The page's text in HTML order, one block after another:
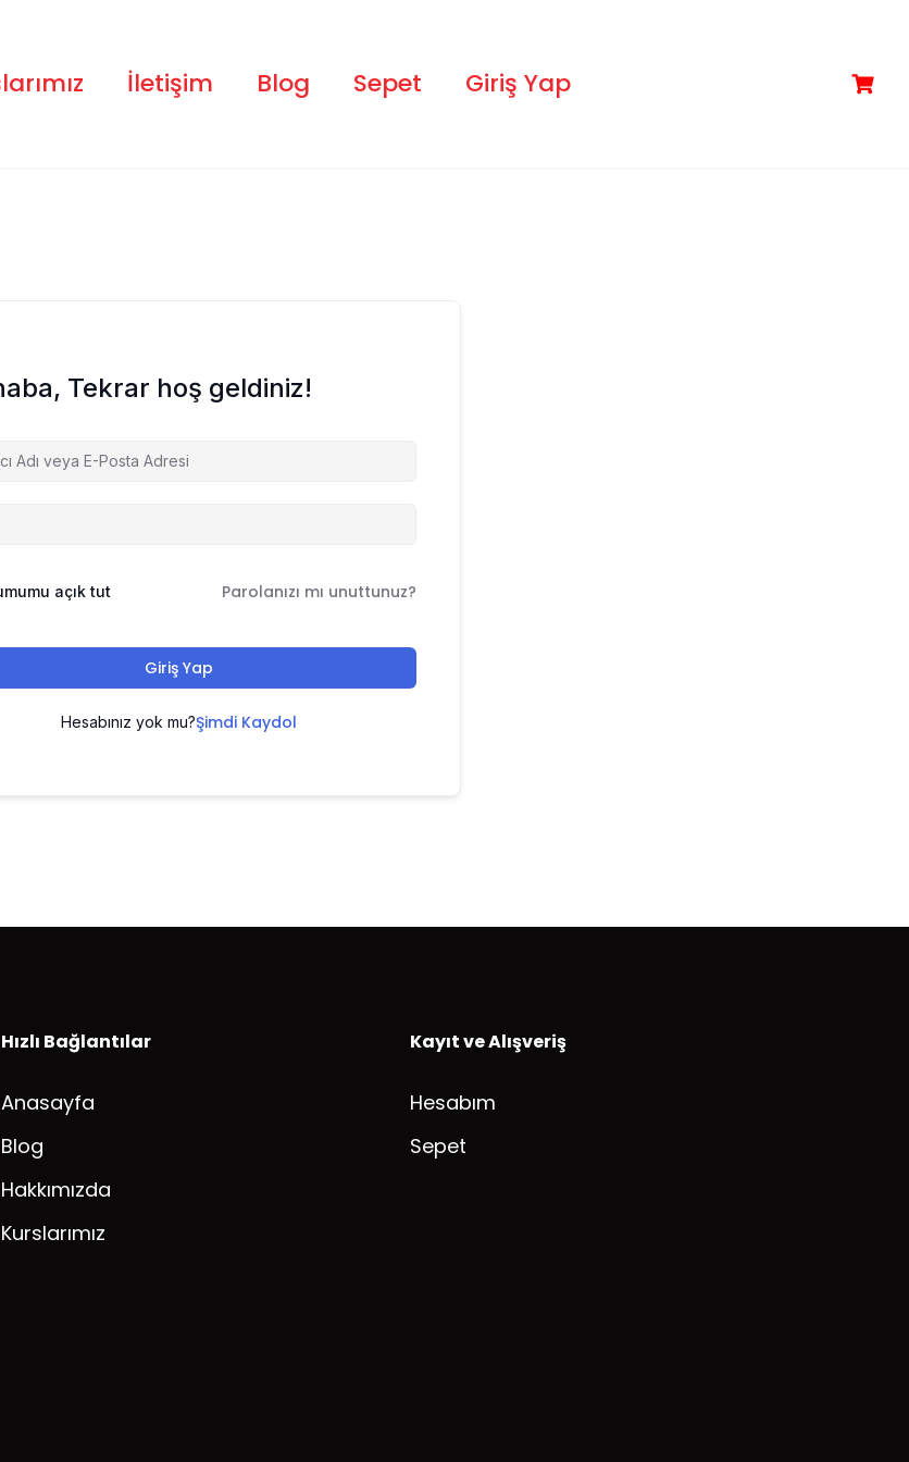
İletişim Blog Sepet Giriş Yap
Tekrar hoş geldiniz!
açık tut Parolanızı mı unuttunuz?
Giriş Yap
Hesabınız yok mu?Şimdi Kaydol
Hızlı Bağlantılar
Anasayfa
Blog
Hakkımızda
Kurslarımız
Kayıt ve Alışveriş
Hesabım
Sepet